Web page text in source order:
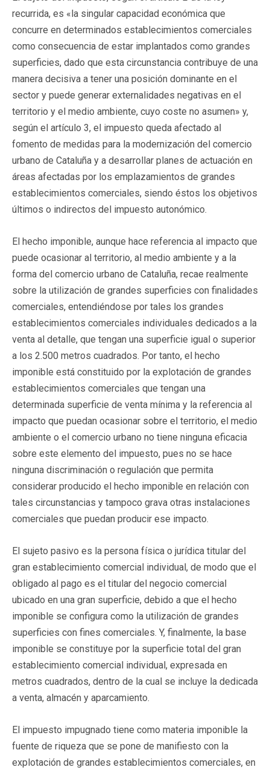
recurrida, es «la singular capacidad económica que
concurre en determinados establecimientos comerciales
como consecuencia de estar implantados como grandes
superficies, dado que esta circunstancia contribuye de una
manera decisiva a tener una posición dominante en el
sector y puede generar externalidades negativas en el
territorio y el medio ambiente, cuyo coste no asumen» y,
según el artículo 3, el impuesto queda afectado al
fomento de medidas para la modernización del comercio
urbano de Cataluña y a desarrollar planes de actuación en
áreas afectadas por los emplazamientos de grandes
establecimientos comerciales, siendo éstos los objetivos
últimos o indirectos del impuesto autonómico.
El hecho imponible, aunque hace referencia al impacto que
puede ocasionar al territorio, al medio ambiente y a la
forma del comercio urbano de Cataluña, recae realmente
sobre la utilización de grandes superficies con finalidades
comerciales, entendiéndose por tales los grandes
establecimientos comerciales individuales dedicados a la
venta al detalle, que tengan una superficie igual o superior
a los 2.500 metros cuadrados. Por tanto, el hecho
imponible está constituido por la explotación de grandes
establecimientos comerciales que tengan una
determinada superficie de venta mínima y la referencia al
impacto que puedan ocasionar sobre el territorio, el medio
ambiente o el comercio urbano no tiene ninguna eficacia
sobre este elemento del impuesto, pues no se hace
ninguna discriminación o regulación que permita
considerar producido el hecho imponible en relación con
tales circunstancias y tampoco grava otras instalaciones
comerciales que puedan producir ese impacto.
El sujeto pasivo es la persona física o jurídica titular del
gran establecimiento comercial individual, de modo que el
obligado al pago es el titular del negocio comercial
ubicado en una gran superficie, debido a que el hecho
imponible se configura como la utilización de grandes
superficies con fines comerciales. Y, finalmente, la base
imponible se constituye por la superficie total del gran
establecimiento comercial individual, expresada en
metros cuadrados, dentro de la cual se incluye la dedicada
a venta, almacén y aparcamiento.
El impuesto impugnado tiene como materia imponible la
fuente de riqueza que se pone de manifiesto con la
explotación de grandes establecimientos comerciales, en